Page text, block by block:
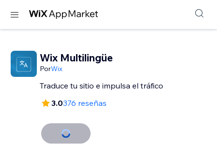
Wix Multilingüe
PorWix
Traduce tu sitio e impulsa el tráfico
3.0376 reseñas